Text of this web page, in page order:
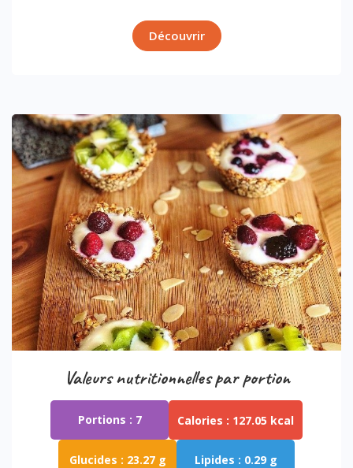
Découvrir
Valeurs nutritionnelles par portion
Portions : 7 Calories : 127.05 kcal
Glucides : 23.27 g Lipides : 0.29 g